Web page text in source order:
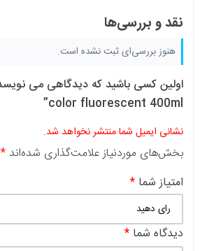
نقد و بررسی‌ها
هنوز بررسی‌ای ثبت نشده است.
color fluorescent 400ml”
نشانی ایمیل شما منتشر نخواهد شد.
بخش‌های موردنیاز علامت‌گذاری شده‌اند*
امتیاز شما*
دیدگاه شما*